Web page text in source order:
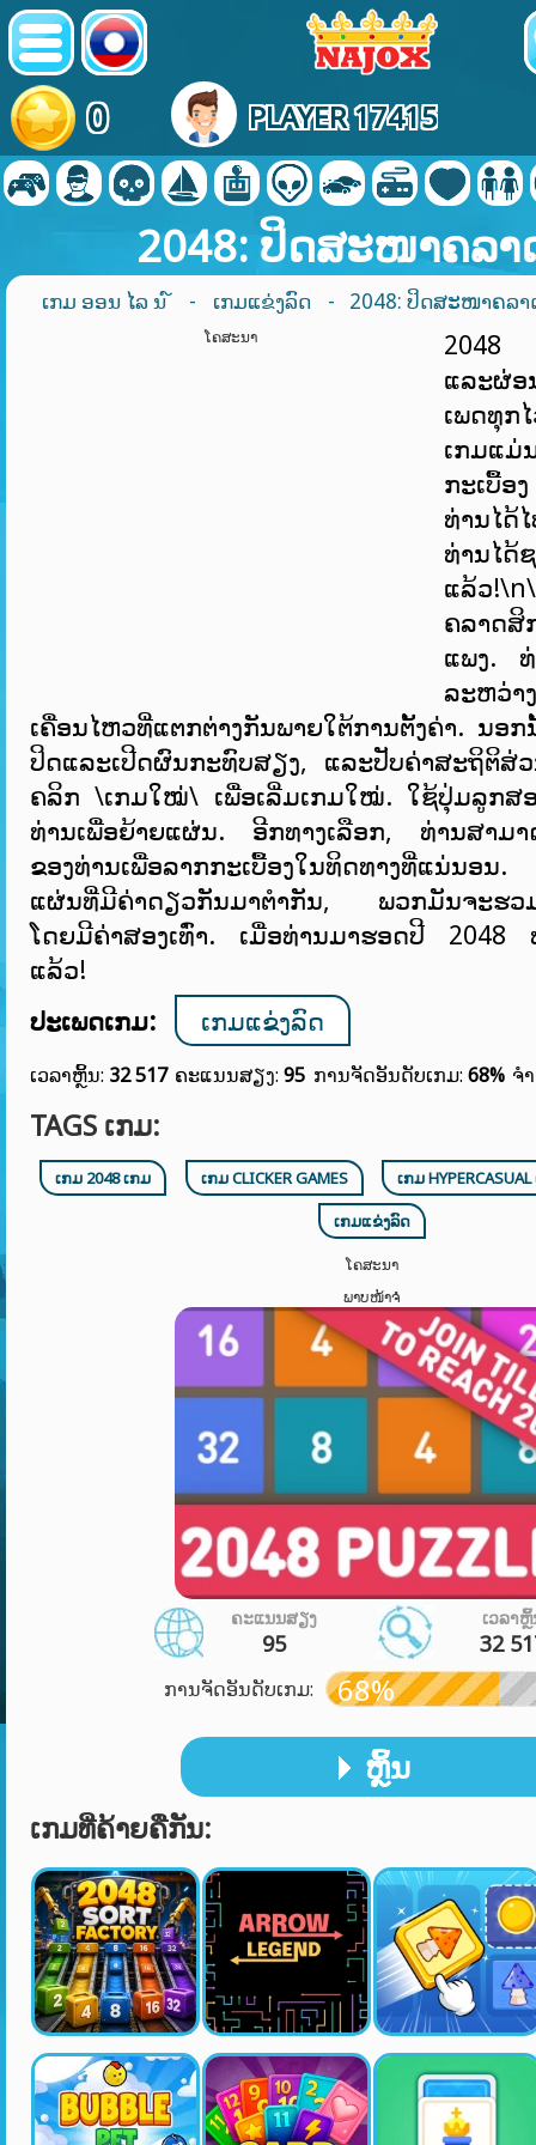
0 PLAYER 17415
2048: ປິດສະໜາຄລ
ເກມ ອອນ ໄລ ນ ໌ - ເກມແຂ່ງລົດ - 2048: ປິດສະໜາຄລາ
ໂຄສະນາ
2048
ແລະຜ່ອ
ເພດທຸກ
ເກມແມ່
ກະເບື້ອ
ທ່ານໄ
ທ່ານໄດ້
ແລ້ວ
ຄລາດ
ແພງ.
ລະຫວ່າ
ເຄື່ອນໄຫວທີ່ແຕກຕ່າງກັນພາຍໃຕ້ການຕັ້ງຄ່າ. ນອ
ປິດ​ແລະ​ເປີດ​ຜົນ​ກະ​ທົບ​ສຽງ​, ແລະ​ປັບ​ຄ່າ​ສະ​ຖິ​ຕິ​ສ່
ຄລິກ \ເກມໃໝ່\ ເພື່ອເລີ່ມເກມໃໝ່. ໃຊ້ປຸ່ມລູກສ
ທ່ານເພື່ອຍ້າຍແຜ່ນ. ອີກທາງເລືອກ, ທ່ານສາມ
ຂອງທ່ານເພື່ອລາກກະເບື້ອງໃນທິດທາງທີ່ແນ່ນ
ແຜ່ນທີ່ມີຄ່າດຽວກັນມາຕຳກັນ, ພວກມັນຈະຮວ
ໂດຍມີຄ່າສອງເທົ່າ. ເມື່ອທ່ານມາຮອດປີ 2048
ແລ້ວ!
ປະເພດເກມ:
ເກມແຂ່ງລົດ
ເວລາຫຼິ້ນ: 32 517 ຄະແນນສຽງ:95 ການຈັດອັນດັບເກມ: 68% ຈ
TAGS ເກມ:
ເກມ 2048 ເກມ ເກມ CLICKER GAMES
ເກມ
ເກມແຂ່ງລົດ
ໂຄສະນາ
ພາບໜ້າຈໍ
ຄະແນນສຽງ
95
ເວລາ
32
ການຈັດອັນດັບເກມ: 68%
ຫຼິ້ນ
ເກມທີ່ຄ້າຍຄືກັນ: